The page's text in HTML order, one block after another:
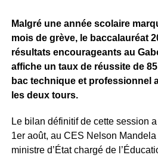
commerçants.
Au-delà de la fête, le véritable
23 août : faire de la culture un
durable, plutôt qu’un simple décor
avant de retomber dans le silence.
WhatsApp
Facebook
X >>
Malgré une année scolaire
mois de grève, le baccalauréat
résultats encourageants au
affiche un taux de réussite de
bac technique et professionnel
les deux tours.
Le bilan définitif de cette session
1er août, au CES Nelson
ministre d’État chargé de